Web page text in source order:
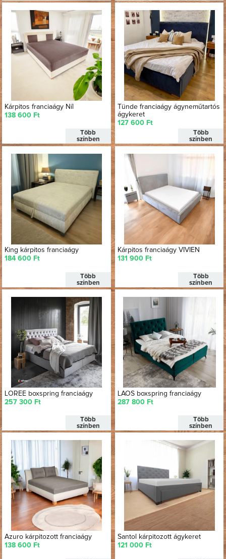
Kárpitos franciaágy Níl
138 600 Ft
Több
színben
Tünde franciaágy ágyneműtartós
ágykeret
127 600 Ft
Több
színben
King kárpitos franciaágy
184 600 Ft
Több
színben
Kárpitos franciaágy VIVIEN
131 900 Ft
Több
színben
LOREE boxspring franciaágy
257 300 Ft
Több
színben
LAOS boxspring franciaágy
287 800 Ft
Több
színben
Azuro kárpitozott franciaágy
138 600 Ft
Santol kárpitozott ágykeret
121 000 Ft